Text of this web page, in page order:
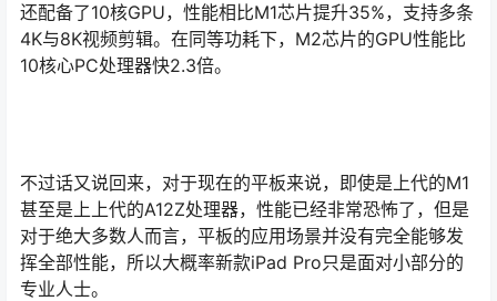
还配备了10核GPU，性能相比M1芯片提升35%，支持多条
4K与8K视频剪辑。在同等功耗下，M2芯片的GPU性能比
10核心PC处理器快2.3倍。
不过话又说回来，对于现在的平板来说，即使是上代的M1
甚至是上上代的A12Z处理器，性能已经非常恐怖了，但是
对于绝大多数人而言，平板的应用场景并没有完全能够发
挥全部性能，所以大概率新款iPad Pro只是面对小部分的
专业人士。